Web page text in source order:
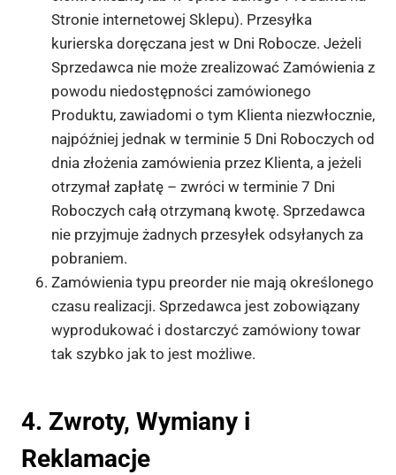
Stronie internetowej Sklepu). Przesyłka
kurierska doręczana jest w Dni Robocze. Jeżeli
Sprzedawca nie może zrealizować Zamówienia z
powodu niedostępności zamówionego
Produktu, zawiadomi o tym Klienta niezwłocznie,
najpóźniej jednak w terminie 5 Dni Roboczych od
dnia złożenia zamówienia przez Klienta, a jeżeli
otrzymał zapłatę – zwróci w terminie 7 Dni
Roboczych całą otrzymaną kwotę. Sprzedawca
nie przyjmuje żadnych przesyłek odsyłanych za
pobraniem.
Zamówienia typu preorder nie mają określonego
czasu realizacji. Sprzedawca jest zobowiązany
wyprodukować i dostarczyć zamówiony towar
tak szybko jak to jest możliwe.
4. Zwroty, Wymiany i
Reklamacje